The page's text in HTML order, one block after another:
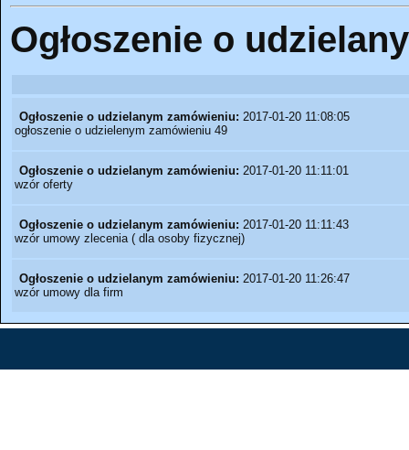
Ogłoszenie o
Ogłoszenie o udzielanym zamówieniu: 2017-01-20 11:08:05
ogłoszenie o udzielenym zamówieniu 49
Ogłoszenie o udzielanym zamówieniu: 2017-01-20 11:11:01
wzór oferty
Ogłoszenie o udzielanym zamówieniu: 2017-01-20 11:11:43
wzór umowy zlecenia ( dla osoby fizycznej)
Ogłoszenie o udzielanym zamówieniu: 2017-01-20 11:26:47
wzór umowy dla firm